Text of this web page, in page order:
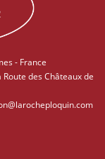
- France
des Châteaux de